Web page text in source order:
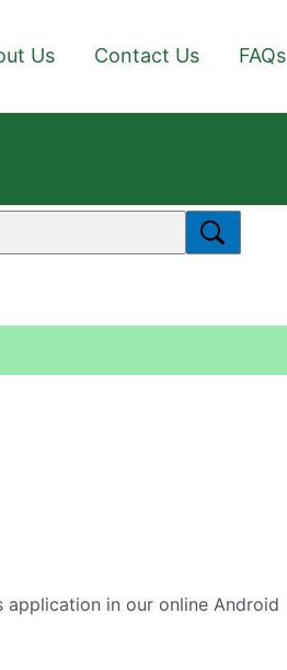
Us Contact Us FAQs
in our online Android